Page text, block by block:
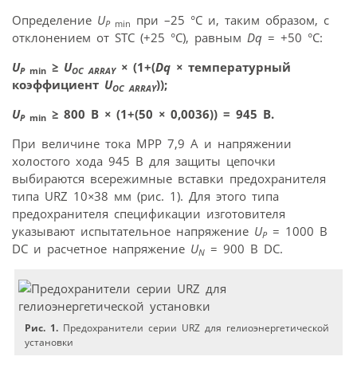
Определение UPmin при –25 °С и, таким образом, с
отклонением от STC (+25 °С), равным Dq = +50 °С:
UPmin ≥ UOC ARRAY × (1+(Dq × температурный
коэффициент UOC ARRAY));
UPmin ≥ 800 В × (1+(50 × 0,0036)) = 945 В.
При величине тока MPP 7,9 A и напряжении
холостого хода 945 В для защиты цепочки
выбираются всережимные вставки предохранителя
типа URZ 10×38 мм (рис. 1). Для этого типа
предохранителя спецификации изготовителя
указывают испытательное напряжение UP= 1000 В
DC и расчетное напряжение UN = 900 В DC.
Рис. 1. Предохранители серии URZ для гелиоэнергетической
установки